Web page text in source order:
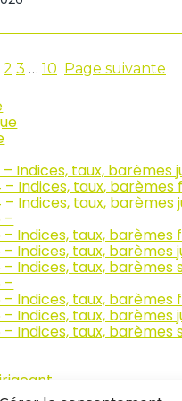
c
m
e
l
a
r
p
a
r
t
i
o
u
n
i
e
r
i
x
d
e
s
p
r
o
d
u
i
s
2 3 … 10 Page suivante
Indices, taux, barèmes
– Indices, taux, barèmes
Indices, taux, barèmes
–
Indices, taux, barèmes
Indices, taux, barèmes
Indices, taux, barèmes
–
Indices, taux, barèmes
Indices, taux, barèmes
Indices, taux, barèmes